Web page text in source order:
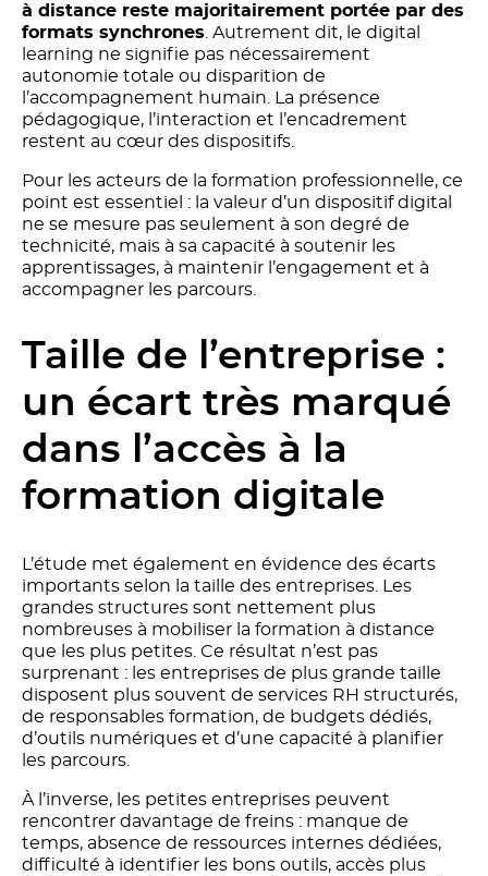
à distance reste majoritairement portée par des
formats synchrones. Autrement dit, le digital
learning ne signifie pas nécessairement
autonomie totale ou disparition de
l’accompagnement humain. La présence
pédagogique, l’interaction et l’encadrement
restent au cœur des dispositifs.
Pour les acteurs de la formation professionnelle, ce
point est essentiel : la valeur d’un dispositif digital
ne se mesure pas seulement à son degré de
technicité, mais à sa capacité à soutenir les
apprentissages, à maintenir l’engagement et à
accompagner les parcours.
Taille de l’entreprise :
un écart très marqué
dans l’accès à la
formation digitale
L’étude met également en évidence des écarts
importants selon la taille des entreprises. Les
grandes structures sont nettement plus
nombreuses à mobiliser la formation à distance
que les plus petites. Ce résultat n’est pas
surprenant : les entreprises de plus grande taille
disposent plus souvent de services RH structurés,
de responsables formation, de budgets dédiés,
d’outils numériques et d’une capacité à planifier
les parcours.
À l’inverse, les petites entreprises peuvent
rencontrer davantage de freins : manque de
temps, absence de ressources internes dédiées,
difficulté à identifier les bons outils, accès plus